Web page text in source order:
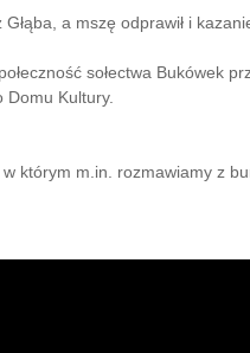
a mszę odprawił i
sołectwa Bukówek
Kultury.
którym m.in. rozmawiamy z